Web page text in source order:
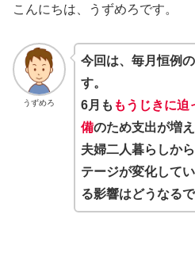
こんにちは、うずめろです。
うずめろ
今回は、毎月恒例
す。
6月も もうじきに迫
備のため支出が増え
夫婦二人暮らしか
テージが変化して
る影響はどうなるで